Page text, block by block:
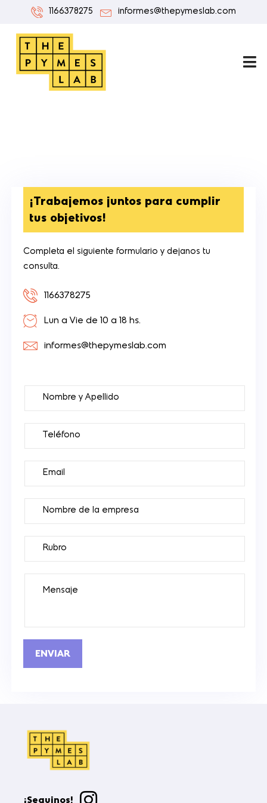
1166378275 informes@thepymeslab.com
¡Trabajemos juntos para cumplir
tus objetivos!
Completa el siguiente formulario y dejanos tu
consulta.
1166378275
Lun a Vie de 10 a 18 hs.
informes@thepymeslab.com
¡Seguinos!